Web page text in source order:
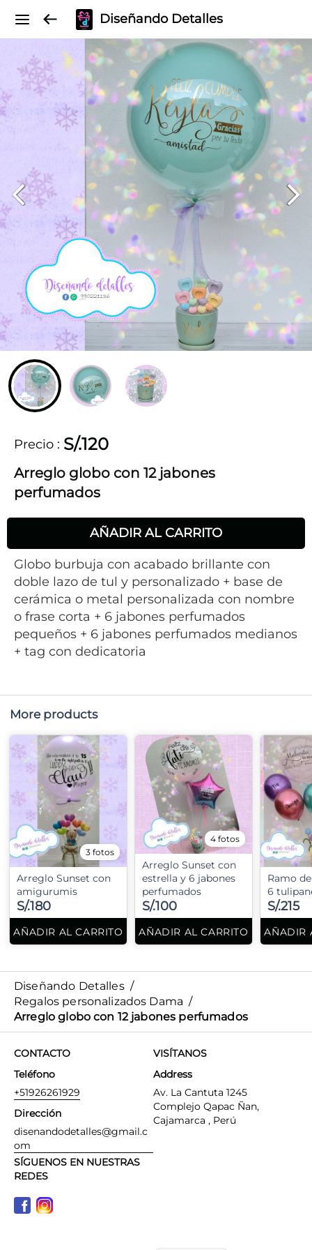
Diseñando Detalles
Precio : S/.120
Arreglo globo con 12 jabones
perfumados
AÑADIR AL CARRITO
Globo burbuja con acabado brillante con
doble lazo de tul y personalizado + base de
cerámica o metal personalizada con nombre
o frase corta + 6 jabones perfumados
pequeños + 6 jabones perfumados medianos
+ tag con dedicatoria
More products
3 fotos
Arreglo Sunset con
amigurumis
S/.180
AÑADIR AL CARRITO
4 fotos
Arreglo Sunset con
estrella y 6 jabones
perfumados
S/.100
AÑADIR AL CARRITO
Ramo
6
S/.215
AÑADIR
Diseñando Detalles /
Regalos personalizados Dama /
Arreglo globo con 12 jabones perfumados
CONTACTO
Teléfono
+51926261929
Dirección
disenandodetalles@gmail.c
om
VISÍTANOS
Address
Av. La Cantuta 1245
Complejo Qapac Ñan,
Cajamarca , Perú
SÍGUENOS EN NUESTRAS
REDES